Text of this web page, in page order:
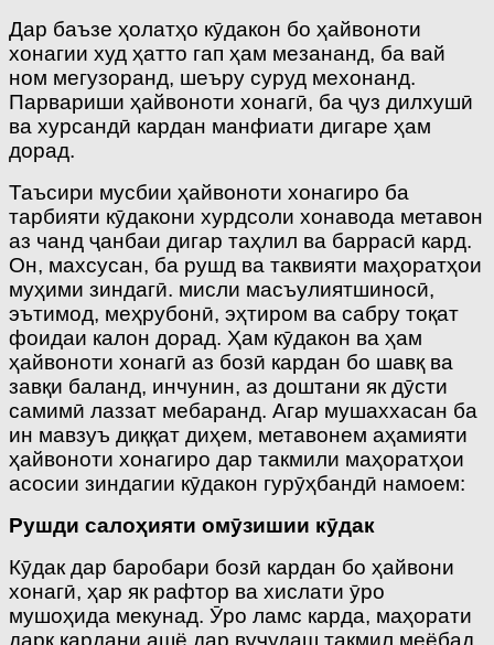
Дар баъзе ҳолатҳо кӯдакон бо ҳайвоноти
хонагии худ ҳатто гап ҳам мезананд, ба вай
ном мегузоранд, шеъру суруд мехонанд.
Парвариши ҳайвоноти хонагӣ, ба ҷуз дилхушӣ
ва хурсандӣ кардан манфиати дигаре ҳам
дорад.
Таъсири мусбии ҳайвоноти хонагиро ба
тарбияти кӯдакони хурдсоли хонавода метавон
аз чанд ҷанбаи дигар таҳлил ва баррасӣ кард.
Он, махсусан, ба рушд ва таквияти маҳоратҳои
муҳими зиндагӣ. мисли масъулиятшиносӣ,
эътимод, меҳрубонӣ, эҳтиром ва сабру тоқат
фоидаи калон дорад. Ҳам кӯдакон ва ҳам
ҳайвоноти хонагӣ аз бозӣ кардан бо шавқ ва
завқи баланд, инчунин, аз доштани як дӯсти
самимӣ лаззат мебаранд. Агар мушаххасан ба
ин мавзуъ диққат диҳем, метавонем аҳамияти
ҳайвоноти хонагиро дар такмили маҳоратҳои
асосии зиндагии кӯдакон гурӯҳбандӣ намоем:
Рушди салоҳияти омӯзишии кӯдак
Кӯдак дар баробари бозӣ кардан бо ҳайвони
хонагӣ, ҳар як рафтор ва хислати ӯро
мушоҳида мекунад. Ӯро ламс карда, маҳорати
дарк кардани ашё дар вуҷудаш такмил меёбад,